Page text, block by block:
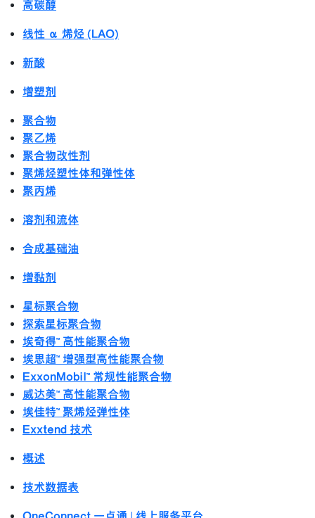
高碳醇
线性 α 烯烃 (LAO)
新酸
增塑剂
聚合物
聚乙烯
聚合物改性剂
聚烯烃塑性体和弹性体
聚丙烯
溶剂和流体
合成基础油
增黏剂
星标聚合物
探索星标聚合物
埃奇得™ 高性能聚合物
埃思超™ 增强型高性能聚合物
ExxonMobil™ 常规性能聚合物
威达美™ 高性能聚合物
埃佳特™ 聚烯烃弹性体
Exxtend 技术
概述
技术数据表